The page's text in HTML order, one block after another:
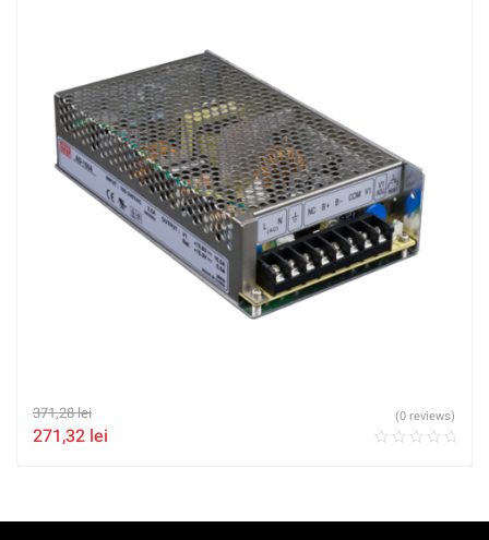
371,28lei
271,32 lei
(0 reviews)